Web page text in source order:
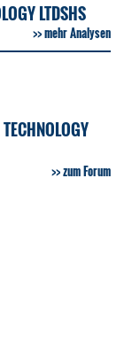
LTDSHS
mehr Analysen
zum Forum